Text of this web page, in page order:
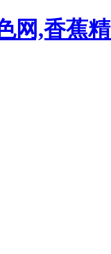
网,香蕉